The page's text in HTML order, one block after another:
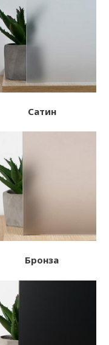
Сатин
Бронза